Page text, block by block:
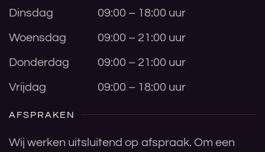
Dinsdag 09:00 – 18:00 uur
Woensdag 09:00 – 21:00 uur
Donderdag 09:00 – 21:00 uur
Vrijdag 09:00 – 18:00 uur
AFSPRAKEN
Wij werken uitsluitend op afspraak. Om een